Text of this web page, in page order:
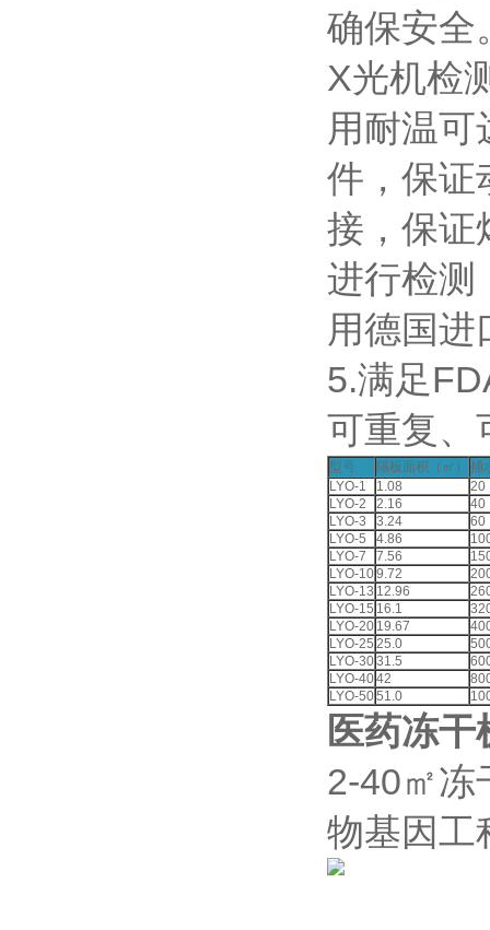
确保安全
X光机检
用耐温
件，保证
接，保证
进行检测
用德国
5.满足
可重复、
型号 隔板面积（㎡）
捕
LYO-1
1.08
20
LYO-2
2.16
40
LYO-3
3.24
60
LYO-5
4.86
LYO-7
7.56
LYO-109.72
LYO-13 12.96
LYO-15 16.1
LYO-20 19.67
LYO-25 25.0
LYO-3031.5
LYO-4042
LYO-5051.0
医药冻干
2-40㎡冻
物基因工